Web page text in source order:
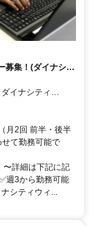
募集！(ダイナシテ
月2回 前半・後半
て勤務可能で
〜詳細は下記に記
週3から勤務可能
シティウィ...